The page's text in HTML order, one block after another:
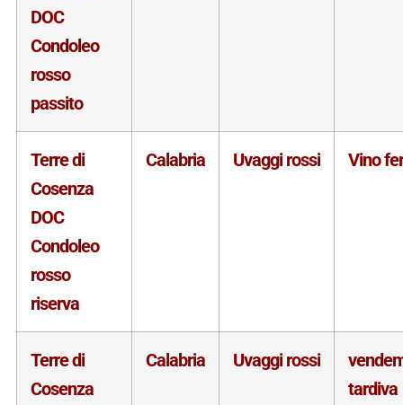
DOC
Condoleo
rosso
passito
Terre di
Cosenza
DOC
Condoleo
rosso
riserva
Calabria Uvaggi rossi Vino
Terre di
Cosenza
Calabria Uvaggi rossi
tardiva